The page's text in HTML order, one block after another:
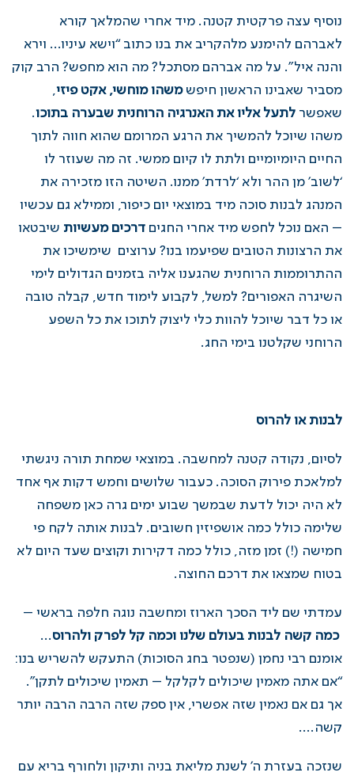
נוסיף עצה פרקטית קטנה. מיד אחרי שהמלאך קורא
לאברהם להימנע מלהקריב את בנו כתוב “וישא עיניו… וירא
והנה איל”. על מה אברהם מסתכל? מה הוא מחפש? הרב קוק
מסביר שאבינו הראשון חיפשמשהו מוחשי, אקט פיזי,
שאפשר לתעל אליו את האנרגיה הרוחנית שבערה בתוכו.
משהו שיוכל להמשיך את הרגע המרומם שהוא חווה לתוך
החיים היומיומיים ולתת לו קיום ממשי. זה מה שעוזר לו
‘לשוב’ מן ההר ולא ‘לרדת’ ממנו. השיטה הזו מזכירה את
המנהג לבנות סוכה מיד במוצאי יום כיפור, וממילא גם עכשיו
– האם נוכל לחפש מיד אחרי החגים דרכים מעשיות שיבטאו
את הרצונות הטובים שפיעמו בנו? ערוצים שימשיכו את
ההתרוממות הרוחנית שהגענו אליה בזמנים הגדולים לימי
השיגרה האפורים? למשל, לקבוע לימוד חדש, קבלה טובה
או כל דבר שיוכל להוות כלי ליצוק לתוכו את כל השפע
הרוחני שקלטנו בימי החג.
לבנות או להרוס
לסיום, נקודה קטנה למחשבה. במוצאי שמחת תורה ניגשתי
למלאכת פירוק הסוכה. כעבור שלושים וחמש דקות אף אחד
לא היה יכול לדעת שבמשך שבוע ימים גרה כאן משפחה
שלימה כולל כמה אושפיזין חשובים. לבנות אותה לקח פי
חמישה (!) זמן מזה, כולל כמה דקירות וקוצים שעד היום לא
בטוח שמצאו את דרכם החוצה.
עמדתי שם ליד הסכך הארוז ומחשבה נוגה חלפה בראשי –
כמה קשה לבנות בעולם שלנו וכמה קל לפרק ולהרוס…
אומנם רבי נחמן (שנפטר בחג הסוכות) התעקש להשריש בנו:
“אם אתה מאמין שיכולים לקלקל – תאמין שיכולים לתקן”.
אך גם אם נאמין שזה אפשרי, אין ספק שזה הרבה הרבה יותר
קשה….
שנזכה בעזרת ה’ לשנת מליאת בניה ותיקון ולחורף בריא עם